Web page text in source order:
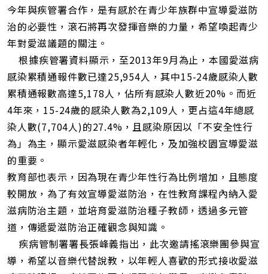
今年與疾管署合作，是有感於在青少年族群中宣導愛滋防
治的必要性，滾石將再次發揮音樂的力量，希望喚起青少
年對愛滋議題的關注。
根據疾管署資料顯示，至2013年9月為止，本國愛滋病
感染累積通報件數已達25,954人，其中15-24歲感染人數
累積通報數高達5,178人，佔所有感染人數近20%。而近
4年來，15-24歲的感染人數為2,109人，更占這4年總感
染人數(7,704人)的27.4%，且感染原因以「不安全性行
為」為主，顯示愛滋感染者年輕化，及加強校園宣導愛滋
的重要。
教育部也表示，因為現在青少年性行為比例增加，且態度
較開放，為了有效宣導愛滋防治，在性教育課程內納入愛
滋病防治主題，並培育愛滋防治種子教師，透過多元管
道，傳遞愛滋防治正確觀念與知識。
疾病管制署署長張峰義指出，此次邀請搖滾樂團參與宣
導，希望以音樂代替說教，以年輕人喜歡的形式接收愛滋